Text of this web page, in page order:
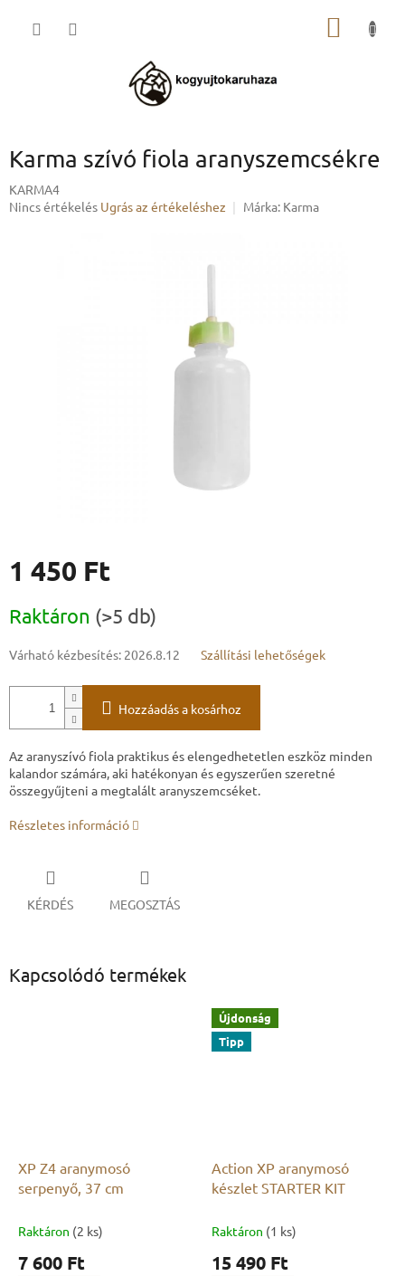
KOSÁR
Karma szívó fiola aranyszemcsékre
KARMA4
A
Nincs értékelés Ugrás az értékeléshez Márka: Karma
1 450 Ft
Raktáron (>5 db)
Várható kézbesítés: 2026.8.12 Szállítási lehetőségek
Hozzáadás a kosárhoz
Az aranyszívó fiola praktikus és elengedhetetlen eszköz minden
kalandor számára, aki hatékonyan és egyszerűen szeretné
összegyűjteni a megtalált aranyszemcséket.
Részletes információ
KÉRDÉS MEGOSZTÁS
Kapcsolódó termékek
XP Z4 aranymosó
serpenyő, 37 cm
Raktáron (2 ks)
7 600 Ft
Újdonság
Tipp
Action XP aranymosó
készlet STARTER KIT
Raktáron (1 ks)
15 490 Ft